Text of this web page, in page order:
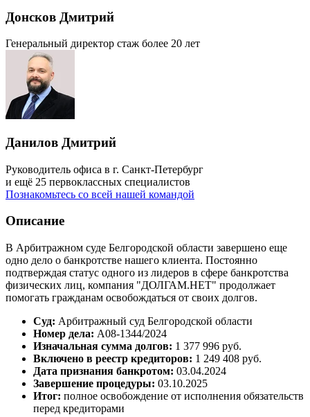
Донсков Дмитрий
Генеральный директор стаж более 20 лет
Данилов Дмитрий
Руководитель офиса в г. Санкт-Петербург
и ещё 25 первоклассных специалистов
Познакомьтесь со всей нашей командой
Описание
В Арбитражном суде Белгородской области завершено еще
одно дело о банкротстве нашего клиента. Постоянно
подтверждая статус одного из лидеров в сфере банкротства
физических лиц, компания "ДОЛГАМ.НЕТ" продолжает
помогать гражданам освобождаться от своих долгов.
Суд: Арбитражный суд Белгородской области
Номер дела: А08-1344/2024
Изначальная сумма долгов: 1 377 996 руб.
Включено в реестр кредиторов: 1 249 408 руб.
Дата признания банкротом: 03.04.2024
Завершение процедуры: 03.10.2025
Итог: полное освобождение от исполнения обязательств
перед кредиторами